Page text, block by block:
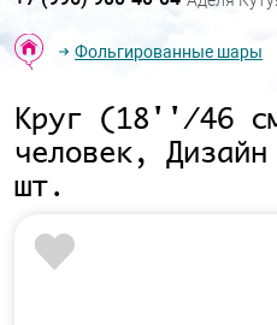
Фольгированные шары
Круг (18''/46
человек,
шт.